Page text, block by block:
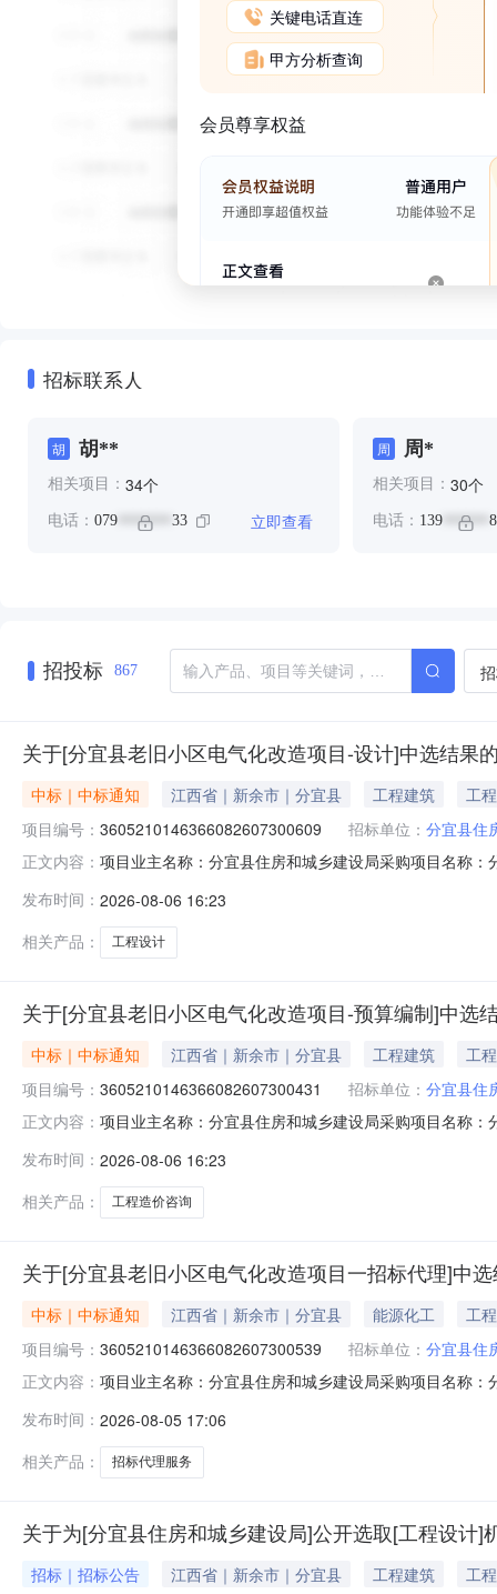
关键电话直连
甲方分析查询
会员尊享权益
招标联系人
胡 胡**
相关项目： 34个
电话： 079 ******* 33 立即查看
周 周*
相关项目： 30个
电话： 139******
招投标 867
关于[分宜县老旧小区电气化改造项目-设计]中选结果
中标｜中标通知 江西省｜新余市｜分宜县 工程建筑
工程
项目编号： 3605210146366082607300609 招标单位： 分宜县住
正文内容： 项目业主名称：分宜县住房和城乡建设局采购项目名称
洽谈时间：3（个工作日）签订合同时间：15（个工作日
程有限公司,江
发布时间： 2026-08-06 16:23
相关产品：
工程设计
关于[分宜县老旧小区电气化改造项目-预算编制]中选
中标｜中标通知 江西省｜新余市｜分宜县 工程建筑
工程
项目编号： 3605210146366082607300431 招标单位： 分宜县住
正文内容： 项目业主名称：分宜县住房和城乡建设局采购项目名称
执行洽谈时间：3（个工作日）签订合同时间：15（个工
管理有限公
发布时间： 2026-08-06 16:23
相关产品：
工程造价咨询
关于[分宜县老旧小区电气化改造项目一招标代理]中
中标｜中标通知 江西省｜新余市｜分宜县 能源化工
工程
项目编号： 3605210146366082607300539 招标单位： 分宜县住
正文内容： 项目业主名称：分宜县住房和城乡建设局采购项目名称
谈时间：3（个工作日）签订合同时间：15（个工作日）
有限公司,
发布时间： 2026-08-05 17:06
相关产品：
招标代理服务
关于为[分宜县住房和城乡建设局]公开选取[工程设计]
招标｜招标公告 江西省｜新余市｜分宜县 工程建筑
工程